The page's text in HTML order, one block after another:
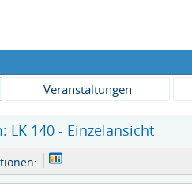
Veranstaltungen
LK 140 - Einzelansicht